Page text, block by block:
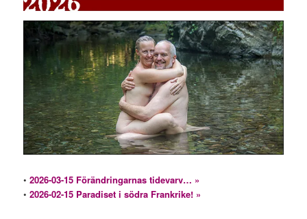
•2026-03-15 Förändringarnas tidevarv… »
•2026-02-15 Paradiset i södra Frankrike! »